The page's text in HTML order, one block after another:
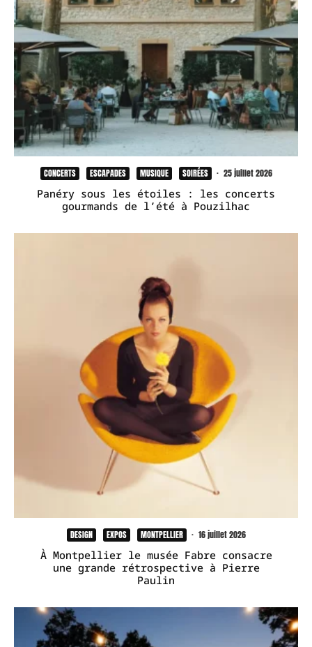
CONCERTS ESCAPADES MUSIQUE SOIRÉES · 25 juillet 2026
Panéry sous les étoiles : les concerts
gourmands de l’été à Pouzilhac
DESIGN EXPOS MONTPELLIER · 16 juillet 2026
À Montpellier le musée Fabre consacre
une grande rétrospective à Pierre
Paulin